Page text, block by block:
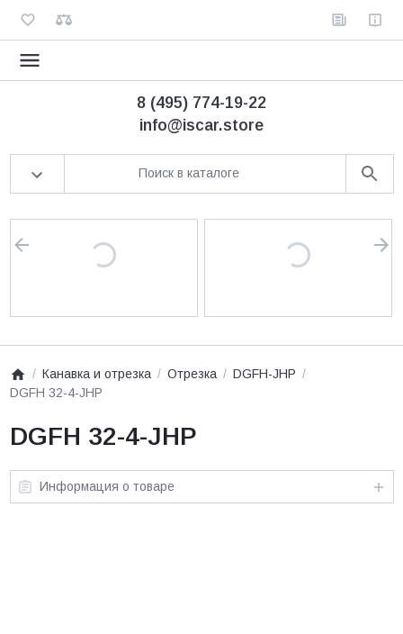
8 (495) 774-19-22
info@iscar.store
Канавка и отрезка Отрезка
DGFH-JHP
DGFH 32-4-JHP
DGFH 32-4-JHP
Информация о товаре